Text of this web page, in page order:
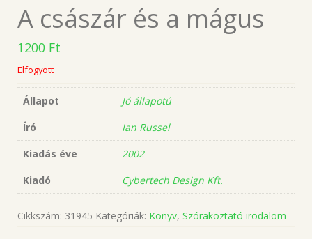
A császár és a mágus
1200 Ft
Elfogyott
Állapot
Jó állapotú
Író
Ian Russel
Kiadás éve
2002
Kiadó
Cybertech Design Kft.
Cikkszám: 31945 Kategóriák: Könyv, Szórakoztató irodalom